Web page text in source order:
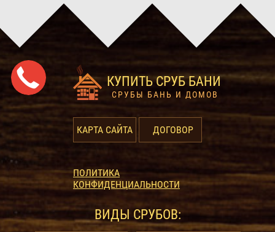
КУПИТЬ СРУБ БАНИ
СРУБЫ БАНЬ И ДОМОВ
КАРТА САЙТА ДОГОВОР
ПОЛИТИКА
КОНФИДЕНЦИАЛЬНОСТИ
ВИДЫ СРУБОВ: